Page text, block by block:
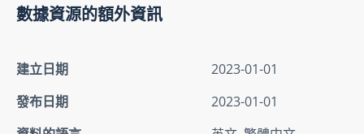
數據資源的額外資訊
建立日期
2023-01-01
發布日期
2023-01-01